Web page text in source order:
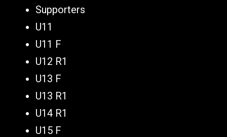
Supporters
U11
U11 F
U12 R1
U13 F
U13 R1
U14 R1
U15 F